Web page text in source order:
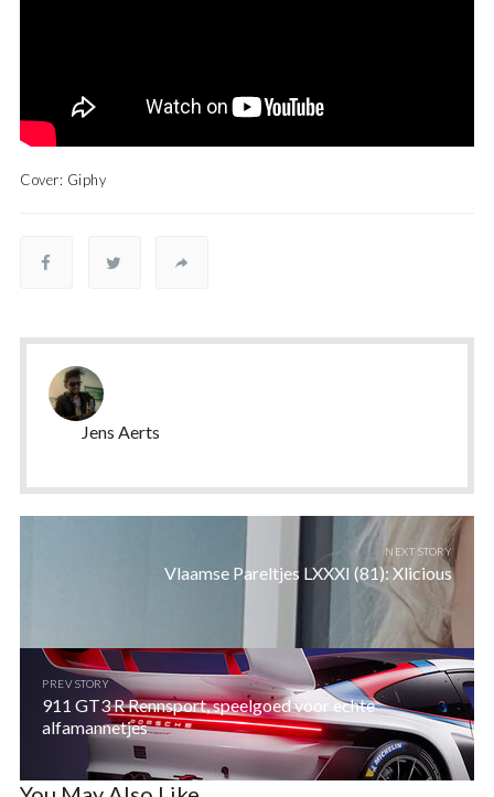
Cover: Giphy
Jens Aerts
NEXT STORY
Vlaamse Pareltjes LXXXI (81): Xlicious
PREV STORY
911 GT3 R Rennsport, speelgoed voor echte
alfamannetjes